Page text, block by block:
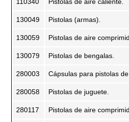
110340 Pistolas de aire caliente.
130049 Pistolas (armas).
130059 Pistolas de aire
130079 Pistolas de bengalas.
280003 Cápsulas para pistolas
280058 Pistolas de juguete.
280117 Pistolas de aire